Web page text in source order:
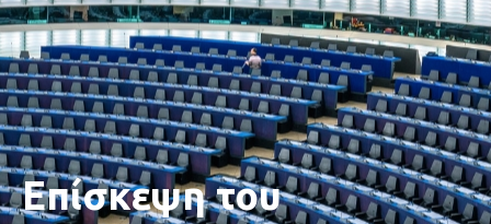
Επίσκεψη του